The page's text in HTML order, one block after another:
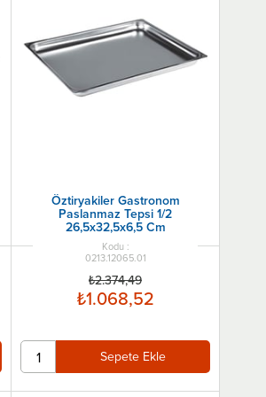
Öztiryakiler Gastronom
Paslanmaz Tepsi 1/2
26,5x32,5x6,5 Cm
0213.12065.01
₺1.068,52
₺2.374,49
Sepete Ekle